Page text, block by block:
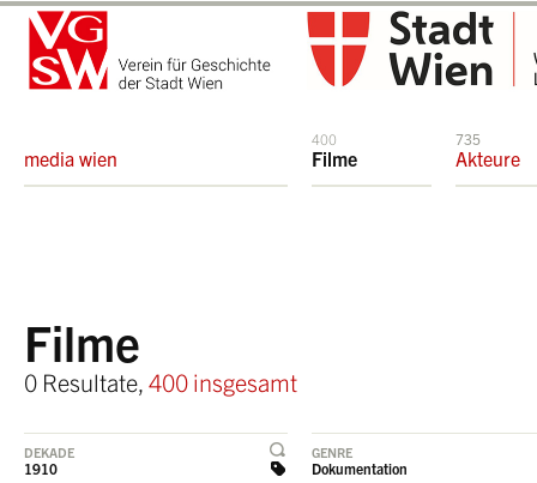
media wien
400
Filme
735
Akteure
Filme
0 Resultate, 400 insgesamt
DEKADE
1910
GENRE
Dokumentation